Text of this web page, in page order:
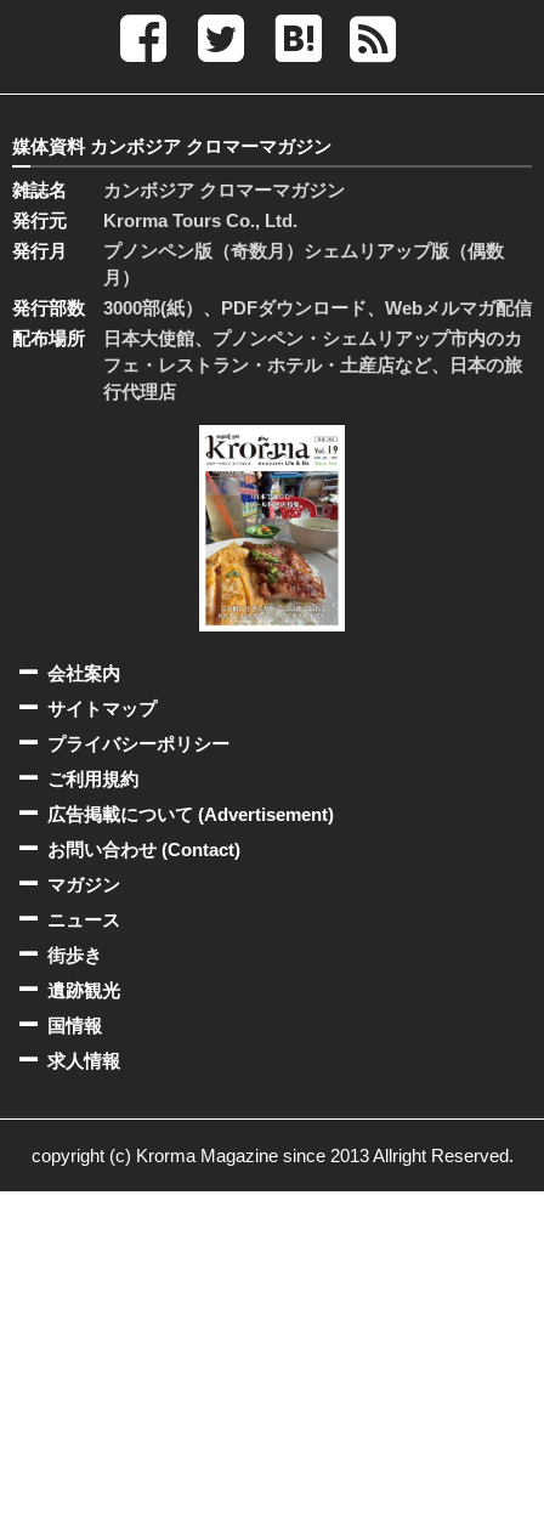
媒体資料 カンボジア クロマーマガジン
雑誌名
カンボジア クロマーマガジン
発行元
Krorma Tours Co., Ltd.
発行月
プノンペン版（奇数月）シェムリアップ版（偶数
月）
発行部数
3000部(紙）、PDFダウンロード、Webメルマガ配信
配布場所
日本大使館、プノンペン・シェムリアップ市内のカ
フェ・レストラン・ホテル・土産店など、日本の旅
行代理店
会社案内
サイトマップ
プライバシーポリシー
ご利用規約
広告掲載について (Advertisement)
お問い合わせ (Contact)
マガジン
ニュース
街歩き
遺跡観光
国情報
求人情報
copyright (c) Krorma Magazine since 2013 Allright Reserved.